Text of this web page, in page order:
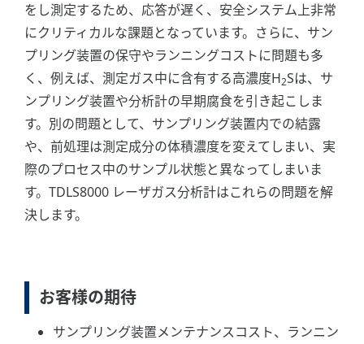
をし測定するため、応答が遅く、安全システム上非常
にクリティカルな課題となっています。さらに、サン
プリング装置の保守やランニングコストに問題も多
く、例えば、測定ガス中に含有する高濃度H2Sは、サ
ンプリング装置や分析計の早期腐食を引き起こしま
す。別の問題として、サンプリング装置内での結露
や、前処理は測定成分の体積濃度を変えてしまい、実
際のプロセス中のサンプル状態と異なってしまいま
す。TDLS8000 レーザガス分析計はこれらの問題を解
決します。
お客様の期待
サンプリング装置メンテナンスコスト、ランニン